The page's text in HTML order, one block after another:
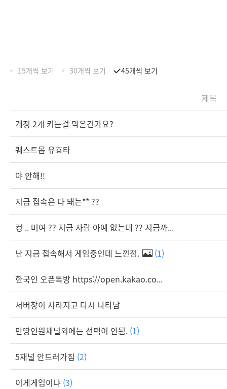
15개씩 보기 30개씩 보기 45개씩 보기
제목
계정 2개 키는걸 막은건가요?
퀘스트몹 유효타
야 안해!!
지금 접속은 다 돼는** ??
컹 .. 머여 ?? 지금 사람 아예 없는데 ?? 지금까...
난 지금 접속해서 게임중인데 느낀점. (1)
한국인 오픈톡방 https://open.kakao.co...
서버창이 사라지고 다시 나타남
만땅인원채널외에는 선택이 안됨. (1)
5채널 안드러가짐 (2)
이게게임이냐 (3)